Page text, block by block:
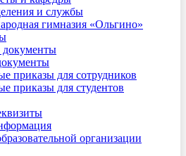
и службы
гимназия «Ольгино»
приказы для сотрудников
приказы для студентов
организации